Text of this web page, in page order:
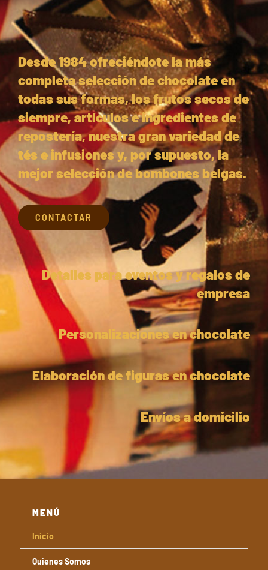
Desde 1984 ofreciéndote la más
completa selección de chocolate en
todas sus formas, los frutos secos de
siempre, artículos e ingredientes de
repostería, nuestra gran variedad de
tés e infusiones y, por supuesto, la
mejor selección de bombones belgas.
CONTACTAR
Detalles para eventos y regalos de
empresa
Personalizaciones en chocolate
Elaboración de figuras en chocolate
Envíos a domicilio
MENÚ
Inicio
Quienes Somos